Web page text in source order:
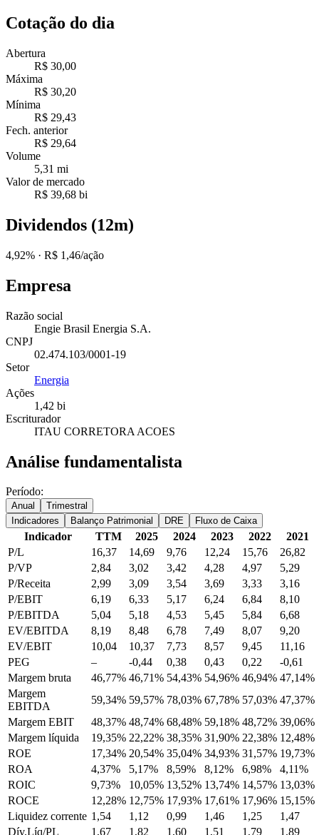
Cotação do dia
Abertura
R$ 30,00
Máxima
R$ 30,20
Mínima
R$ 29,43
Fech. anterior
R$ 29,64
Volume
5,31 mi
Valor de mercado
R$ 39,68 bi
Dividendos (12m)
4,92% · R$ 1,46/ação
Empresa
Razão social
Engie Brasil Energia S.A.
CNPJ
02.474.103/0001-19
Setor
Energia
Ações
1,42 bi
Escriturador
ITAU CORRETORA ACOES
Análise fundamentalista
Período:
Anual
Trimestral
Indicadores
Balanço Patrimonial DRE Fluxo de Caixa
Indicador TTM 2025 2024 2023 2022
2021
P/L
16,37 14,69 9,76 12,24 15,76
26,82
P/VP
2,84 3,02 3,42 4,28 4,97
5,29
P/Receita
2,99 3,09 3,54 3,69 3,33
3,16
P/EBIT
6,19 6,33 5,17 6,24 6,84
8,10
P/EBITDA
5,04 5,18 4,53 5,45 5,84
6,68
EV/EBITDA
8,19 8,48 6,78 7,49 8,07
9,20
EV/EBIT
10,04 10,37 7,73 8,57 9,45
11,16
PEG
– -0,44 0,38 0,43 0,22
-0,61
Margem bruta
46,77% 46,71% 54,43% 54,96% 46,94% 47,14%
Margem
EBITDA
59,34% 59,57% 78,03% 67,78% 57,03% 47,37%
Margem EBIT
48,37% 48,74% 68,48% 59,18% 48,72% 39,06%
Margem líquida
19,35% 22,22% 38,35% 31,90% 22,38% 12,48%
ROE
17,34% 20,54% 35,04% 34,93% 31,57% 19,73%
ROA
4,37% 5,17% 8,59% 8,12% 6,98%
4,11%
ROIC
9,73% 10,05% 13,52% 13,74% 14,57% 13,03%
ROCE
12,28% 12,75% 17,93% 17,61% 17,96% 15,15%
Liquidez corrente 1,54 1,12 0,99 1,46 1,25
1,47
Dív.Líq/PL
1,67 1,82 1,60 1,51 1,79
1,89